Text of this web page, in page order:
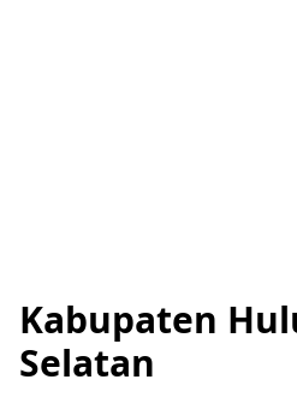
Kabupaten
Selatan